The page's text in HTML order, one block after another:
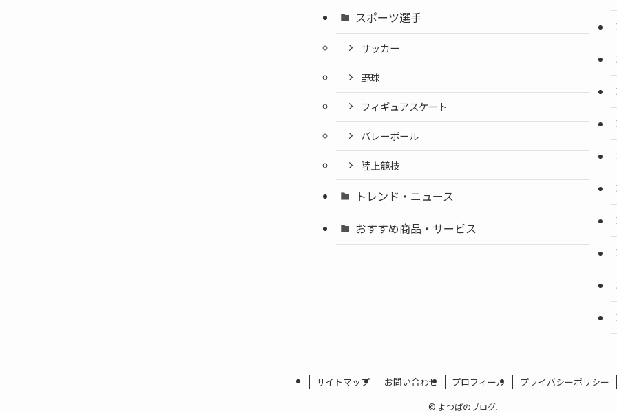
スポーツ選手
サッカー
野球
フィギュアスケート
バレーボール
陸上競技
トレンド・ニュース
おすすめ商品・サービス
サイトマップ お問い合わせ プロフィール プライバシーポリシー
© よつばのブログ.